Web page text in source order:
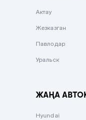
Актау
Жезказган
Павлодар
Уральск
ЖАҢА
Hyundai